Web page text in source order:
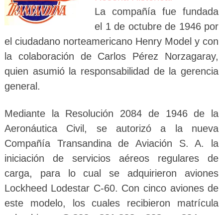
La compañía fue fundada
el 1 de octubre de 1946 por
el ciudadano norteamericano Henry Model y con
la colaboración de Carlos Pérez Norzagaray,
quien asumió la responsabilidad de la gerencia
general.
Mediante la Resolución 2084 de 1946 de la
Aeronáutica Civil, se autorizó a la nueva
Compañía Transandina de Aviación S. A. la
iniciación de servicios aéreos regulares de
carga, para lo cual se adquirieron aviones
Lockheed Lodestar C-60. Con cinco aviones de
este modelo, los cuales recibieron matrícula